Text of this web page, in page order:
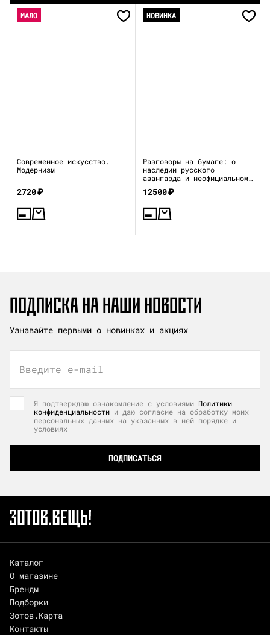
МАЛО
Современное искусство.
Модернизм
2720₽
НОВИНКА
Разговоры на бумаге: о
наследии русского
авангарда и неофициальном
искусстве 1970–80-х
12500₽
ПОДПИСКА НА НАШИ НОВОСТИ
Узнавайте первыми о новинках и акциях
Введите e-mail
Я подтверждаю ознакомление с условиями Политики
конфиденциальности и даю согласие на обработку моих
персональных данных на указанных в ней порядке и
условиях
ПОДПИСАТЬСЯ
Каталог
О магазине
Бренды
Подборки
Зотов.Карта
Контакты